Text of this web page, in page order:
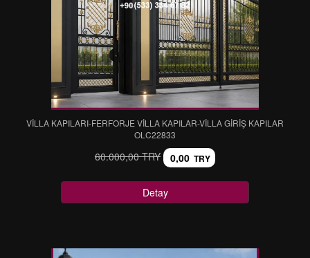
VİLLA KAPILARI-FERFORJE VİLLA KAPILAR-VİLLA GİRİŞ KAPILAR
OLC22833
60.000,00 TRY 0,00 TRY
Detay